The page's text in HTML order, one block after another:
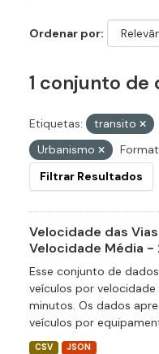
Ordenar por
1 conjunto
Etiquetas: transito
Urbanismo
Filtrar Resultados
Velocidade das
Velocidade Média -
Esse conjunto de
veículos por
minutos. Os dados
veículos por
CSV JSON